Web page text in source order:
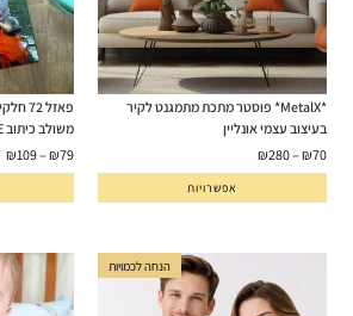
*MetalX* פוסטר מתכת מתמגנט לקיר
בעיצוב עצמי אונליין
₪70
–
₪280
אפשרויות
משולב כיתוב LOVE
₪79
–
₪109
הנחה לכמויות